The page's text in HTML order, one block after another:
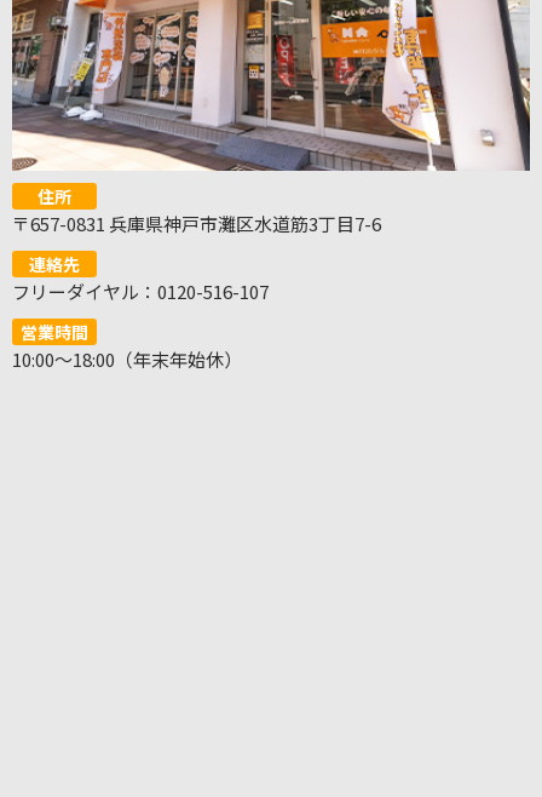
住所
〒657-0831 兵庫県神戸市灘区水道筋3丁目7-6
連絡先
フリーダイヤル：0120-516-107
営業時間
10:00～18:00（年末年始休）